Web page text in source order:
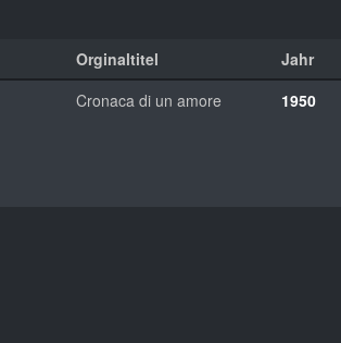
Orginaltitel Jahr
Cronaca di un amore 1950